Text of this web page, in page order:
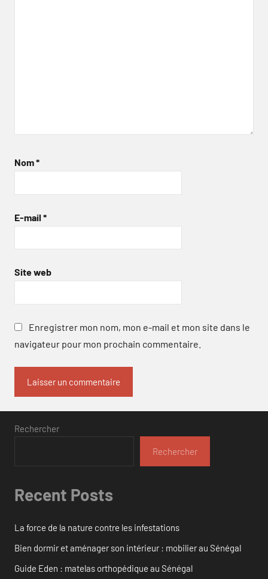
Nom*
E-mail *
Site web
Enregistrer mon nom, mon e-mail et mon site dans le
navigateur pour mon prochain commentaire.
Rechercher
Rechercher
Recent Posts
La force de la nature contre les infestations
Bien dormir et aménager son intérieur : mobilier au Sénégal
Guide Eden : matelas orthopédique au Sénégal